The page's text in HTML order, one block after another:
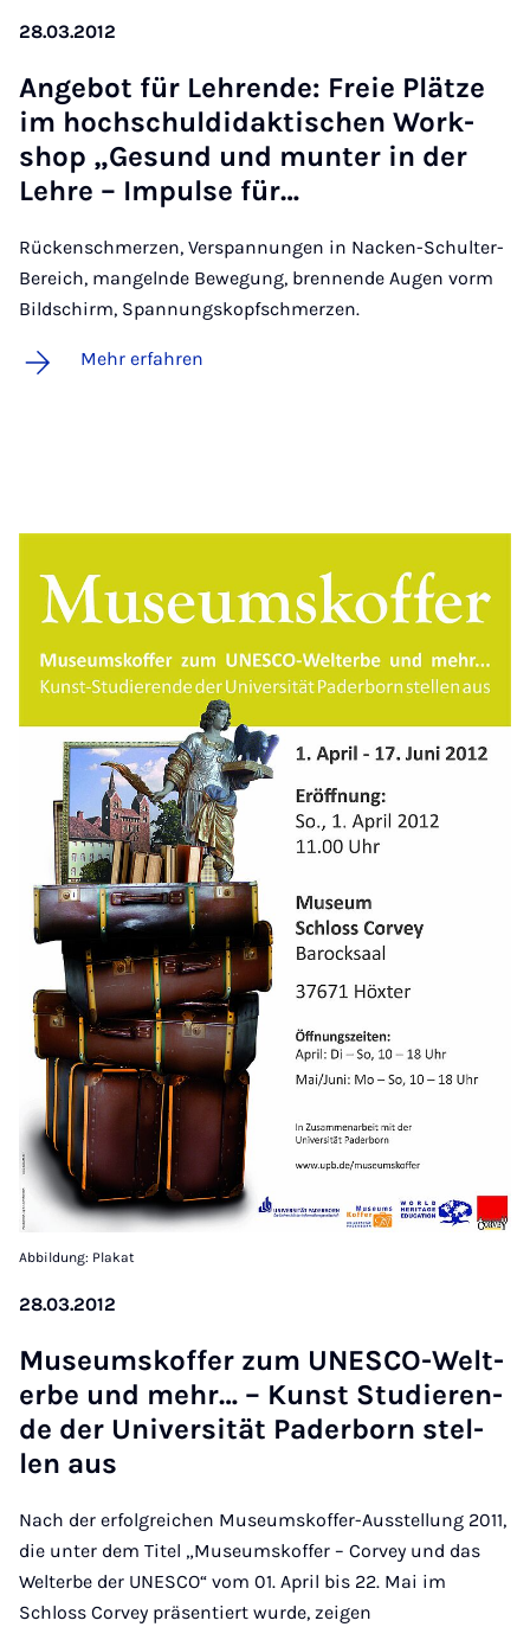
28.03.2012
An­ge­bot für Leh­ren­de: Freie Plät­ze
im hoch­schul­di­dak­ti­schen Work­
shop „Ge­sund und mun­ter in der
Leh­re – Im­pul­se für…
Rückenschmerzen, Verspannungen in Nacken-Schulter-
Bereich, mangelnde Bewegung, brennende Augen vorm
Bildschirm, Spannungskopfschmerzen.
Mehr erfahren
Abbildung: Plakat
28.03.2012
Mu­se­ums­kof­fer zum UN­ES­CO-Welt­
er­be und mehr… – Kunst Stu­die­ren­
de der Uni­ver­si­tät Pa­der­born stel­
len aus
Nach der erfolgreichen Museumskoffer-Ausstellung 2011,
die unter dem Titel „Museumskoffer – Corvey und das
Welterbe der UNESCO“ vom 01. April bis 22. Mai im
Schloss Corvey präsentiert wurde, zeigen